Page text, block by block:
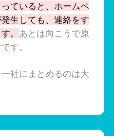
ていると、ホームペ
生しても、連絡をす
。 あとは向こうで原
す。
社にまとめるのは大